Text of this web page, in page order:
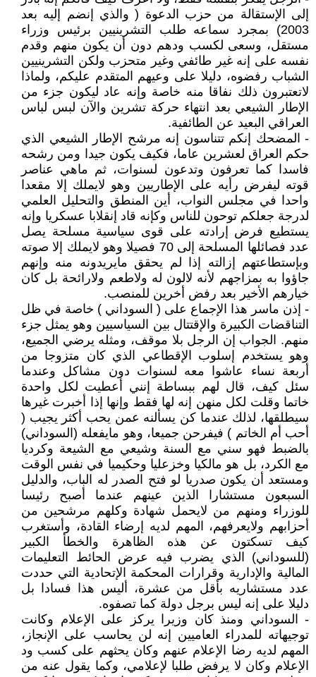
إلى الإستقالة من حزب الدعوة ( والذي إنضم إليه بعد
2003) بمجرد سماعه طلب التشرينيين برئيس وزراء
مستقل، وسعى لكسب ودهم دون أن يكون منهم وقدم
نفسه على إنه غير طائفي وغير متحزب ولكن التشرينيين
الشباب رفضوه، دليلا على وعيهم المتقدم عليكم، ولماذا
لاتعتبرون ذلك نفاقا منه خاصة وإنه عاد ليكون جزء من
الإطار الشيعي بعد انتهاء حركة تشرين والآن لبس لباس
العراقي البعيد عن الطائفية.
- المضحك إنكم تتناسون إنه مرشح الإطار الشيعي الذي
حكم العراق لعشرين عاما، فكيف يكون جيدا ومن رشحه
فاسدا كما تعرفون وتدعون لسنوات، ثم ماهي عناصر
قوته ليفرض رأيه على الإطاريين وهو لايملك إلا مقعدا
واحدا في مجلس النواب، أين المنطق والتحليل العلمي
لدرجة جعلكم توحون للناس وكإنه قاد إنقلابا عسكريا وإنه
يستطيع فرض إرادته على قوى سياسية مسلحة يصل
عدد فصائلها المسلحة إلى 70 فصيلا وهو لايملك إلا صوته
وبإستطاعتهم إزالته إذا لم يحقق مايريدونه منه وإنهم
جاؤوا به بمزاجهم لأنه لالون له ولاطعم ولارائحة بل كان
خيارهم الأخير بعد رفض أخرين للمنصب.
- إذن ماسر هذا الإجماع على ( السوداني ) خاصة في ظل
التناقضات الكبيرة والإقتتال بين السياسيين وهو يمثل جزء
منهم. الجواب إن الرجل بلا موقف، ومثله يرضي الجميع،
وهو يستخدم إسلوب الإقطاعي الذي كان متزوجا من
أربعة نساء عاشوا معه لسنوات دون مشاكل وعندما
سئل كيف، قال لهم ببساطة إنني أعطيت لكل واحدة
خاتما وقلت لكل منهن إنه لها فقط وإنها إذا أخبرت غيرها
سيطلقها، لذلك عندما كن يسألنه عمن يحب أكثر يجيب (
أحب أم الخاتم ) فيفرحن جميعا، وهو مايفعله (السوداني)
بالضبط فهو سني مع السنة وشيعي مع الشيعة وكرديا
مع الكرد، بل هو مالكيا وخزعليا وحكيميا في نفس الوقت
ومستعد أن يكون صدريا لو فتح الصدر له الباب، والدليل
السبعون مستشارا الذين عينهم عندما أصبح رئيسا
للوزراء ومنهم من لايحمل شهادة وكلهم مرشحين من
أحزابهم ولايعرفهم، المهم لديه إرضاء القادة، وأستغرب
كيف تسكتون عن هذه الظاهرة والخطأ الكبير
(للسوداني) الذي يضرب فيه عرض الحائط التعليمات
المالية والإدارية وقرارات المحكمة الإتحادية التي حددت
عدد مستشاريه بأقل من عشرة، أليس هذا فسادا بل
دليلا على إنه ليس برجل دولة كما تصفوه.
- السوداني ومنذ كان وزيرا يركز على الإعلام وكانت
توجيهاته للمدراء العاميين إنه لن يحاسب على الإنجاز،
المهم لديه رضا الإعلام عنهم وكان يحثهم على كسب ود
الإعلام وكان لا يرفض طلبا لإعلامي، وكما يقول عنه من